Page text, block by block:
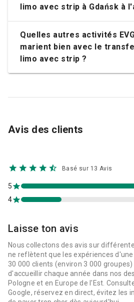
limo avec strip à Gdańsk à
Quelles autres activités
marient bien avec le
limo avec strip ?
Avis des clients
Basé sur 13 Avis
4
5
Laisse ton avis
Nous collectons des avis sur
ne reflètent que les expériences
30 000 clients (environ 3 000
d'accueillir chaque année dans nos
Pologne et en Europe de l'Est.
Google, réservez en direct, évitez les